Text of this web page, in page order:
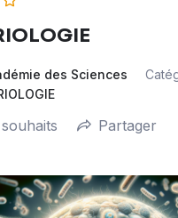
des Sciences
Partager